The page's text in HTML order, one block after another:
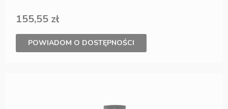
155,55 zł
POWIADOM O DOSTĘPNOŚCI